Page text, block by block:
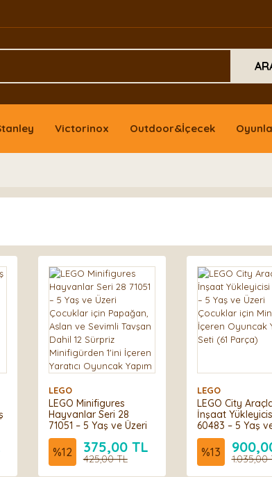
Victorinox Outdoor&İçecek
LEGO
LEGO Minifigures
Hayvanlar Seri 28
71051 – 5 Yaş ve Üzeri
Çocuklar için Papağan,
Aslan ve Sevimli
Tavşan Dahil 12 Sürpriz
Minifigürden 1'ini İçeren
%12 375,00 TL
425,00 TL
LEGO
LEGO City
İnşaat
60483 – 5 Yaş
Çocuklar için
İçeren Oyuncak
Seti (61 Parça)
%13 1.035,00